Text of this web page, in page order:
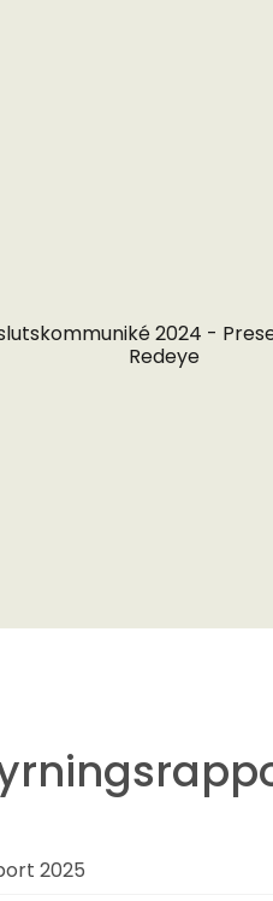
2024 -
Redeye
2025